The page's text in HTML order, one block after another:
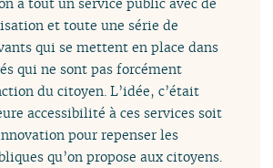
a tout un service public avec de
et toute une série de
qui se mettent en place dans
qui ne sont pas forcément
du citoyen. L’idée, c’était
accessibilité à ces services soit
pour repenser les
qu’on propose aux citoyens.